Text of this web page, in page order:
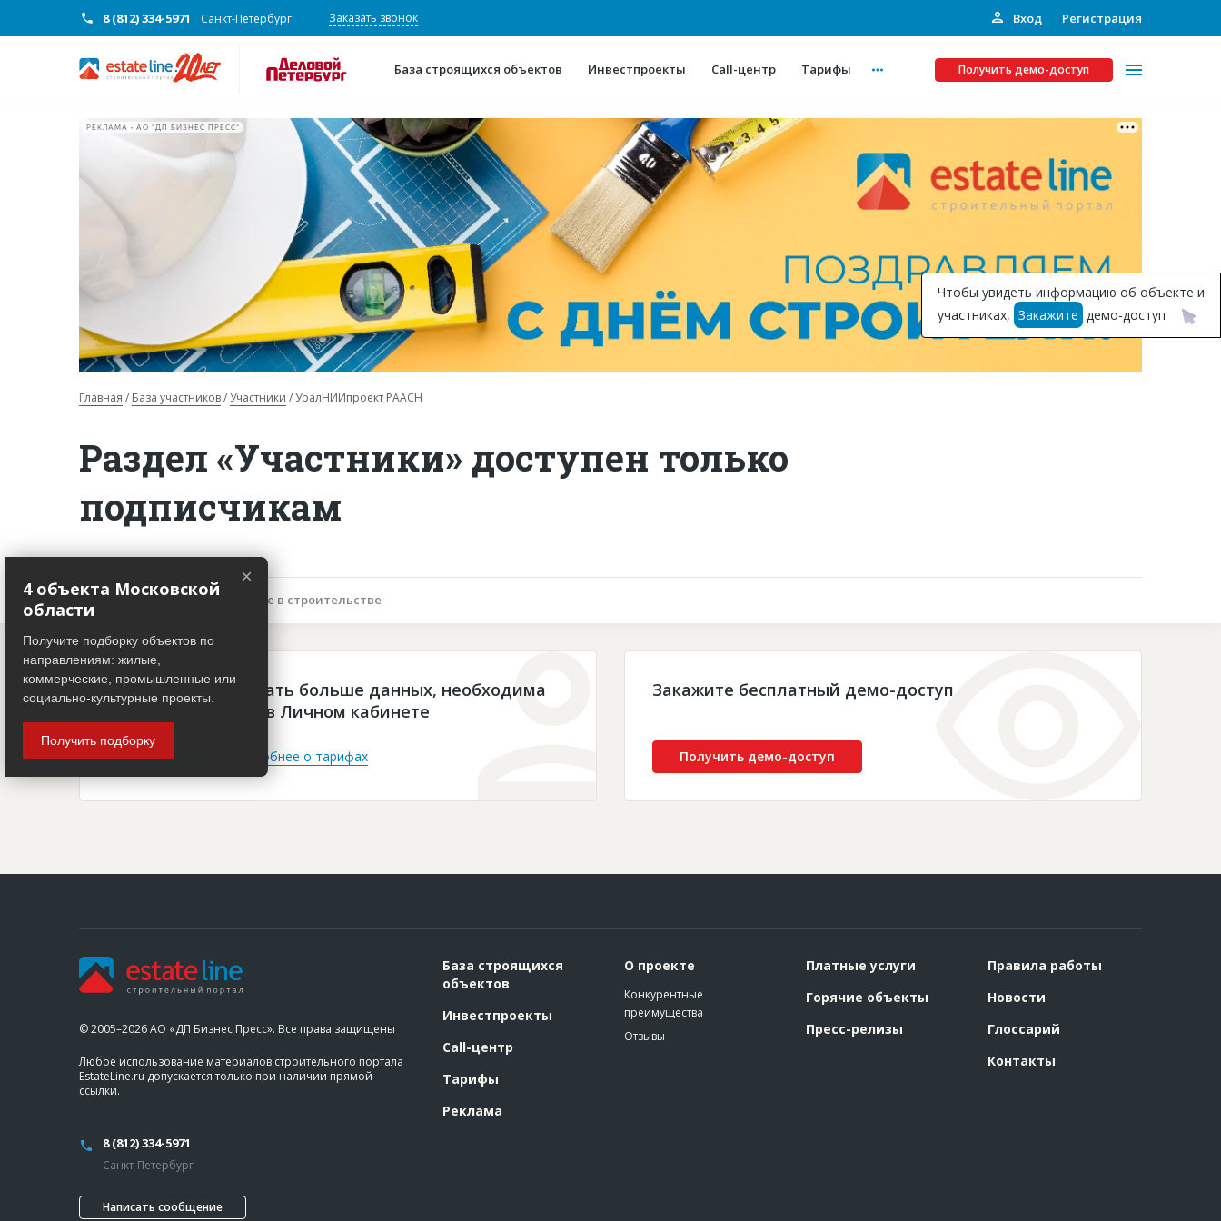
8 (812) 334-5971 Санкт-Петербург Заказать звонок Вход Регистрация
База строящихся объектов Инвестпроекты Call-центр Тарифы Получить демо-доступ
О проекте
Конкурентные преимущества
Горячие объекты
Глоссарий
Платные услуги
Рекламодателям
Инвестпроекты
Подписка на Базу
РЕКЛАМА • АО "ДП БИЗНЕС ПРЕСС"
Главная База участников Участники УралНИИпроект РААСН
Раздел «Участники» доступен только
подписчикам
Описание объекта Участие в строительстве
Чтобы просматривать больше данных, необходима
платная подписка в Личном кабинете
Войти Подробнее о тарифах
Закажите бесплатный демо-доступ
Получить демо-доступ
Чтобы увидеть информацию об объекте и
участниках, Закажите демо-доступ
© 2005–2026 АО «ДП Бизнес Пресс». Все права защищены
Любое использование материалов строительного портала
EstateLine.ru допускается только при наличии прямой
ссылки.
8 (812) 334-5971
Санкт-Петербург
Написать сообщение
База строящихся
объектов
Инвестпроекты
Call-центр
Тарифы
Реклама
О проекте
Конкурентные
преимущества
Отзывы
Платные услуги
Горячие объекты
Пресс-релизы
Правила работы
Новости
Глоссарий
Контакты
×
4 объекта Московской
области
Получите подборку объектов по
направлениям: жилые,
коммерческие, промышленные или
социально-культурные проекты.
Получить подборку